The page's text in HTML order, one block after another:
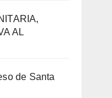
AL
de Santa